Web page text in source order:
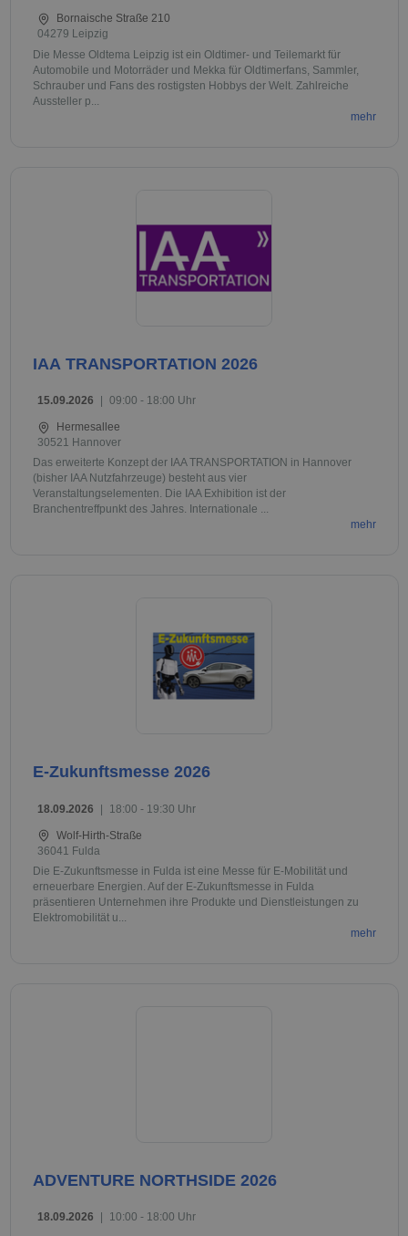
Bornaische Straße 210
04279 Leipzig
Die Messe Oldtema Leipzig ist ein Oldtimer- und Teilemarkt für
Automobile und Motorräder und Mekka für Oldtimerfans, Sammler,
Schrauber und Fans des rostigsten Hobbys der Welt. Zahlreiche
Aussteller p...
mehr
IAA TRANSPORTATION 2026
15.09.2026 | 09:00 - 18:00 Uhr
Hermesallee
30521 Hannover
Das erweiterte Konzept der IAA TRANSPORTATION in Hannover
(bisher IAA Nutzfahrzeuge) besteht aus vier
Veranstaltungselementen. Die IAA Exhibition ist der
Branchentreffpunkt des Jahres. Internationale ...
mehr
E-Zukunftsmesse 2026
18.09.2026 | 18:00 - 19:30 Uhr
Wolf-Hirth-Straße
36041 Fulda
Die E-Zukunftsmesse in Fulda ist eine Messe für E-Mobilität und
erneuerbare Energien. Auf der E-Zukunftsmesse in Fulda
präsentieren Unternehmen ihre Produkte und Dienstleistungen zu
Elektromobilität u...
mehr
ADVENTURE NORTHSIDE 2026
18.09.2026 10:00 - 18:00 Uhr